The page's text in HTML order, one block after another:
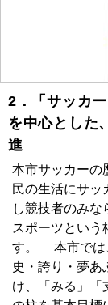
2．「サッカ
を中心とした
進
本市サッカーの
民の生活にサッ
し競技者のみ
スポーツという
す。 本市では
史・誇り・夢あ
け、「みる」「